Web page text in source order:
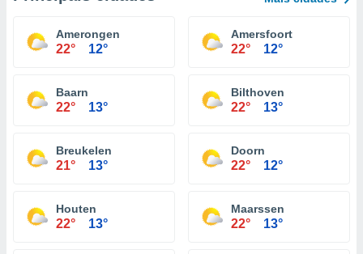
Amerongen
22° 12°
Amersfoort
22° 12°
Baarn
22° 13°
Bilthoven
22° 13°
Breukelen
21° 13°
Doorn
22° 12°
Houten
22° 13°
Maarssen
22° 13°